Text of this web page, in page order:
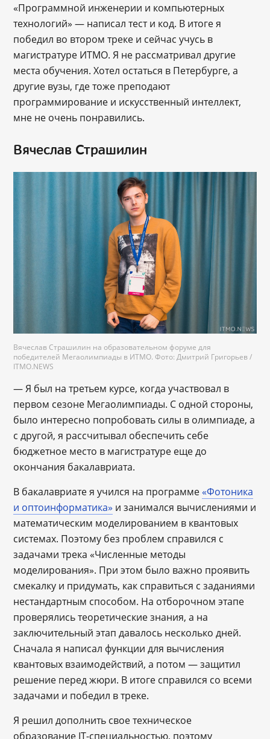
«Программной инженерии и компьютерных
технологий» — написал тест и код. В итоге я
победил во втором треке и сейчас учусь в
магистратуре ИТМО. Я не рассматривал другие
места обучения. Хотел остаться в Петербурге, а
другие вузы, где тоже преподают
программирование и искусственный интеллект,
мне не очень понравились.
Вячеслав Страшилин
Вячеслав Страшилин на образовательном форуме для
победителей Мегаолимпиады в ИТМО. Фото: Дмитрий Григорьев /
ITMO.NEWS
— Я был на третьем курсе, когда участвовал в
первом сезоне Мегаолимпиады. С одной стороны,
было интересно попробовать силы в олимпиаде, а
с другой, я рассчитывал обеспечить себе
бюджетное место в магистратуре еще до
окончания бакалавриата.
В бакалавриате я учился на программе «Фотоника
и оптоинформатика» и занимался вычислениями и
математическим моделированием в квантовых
системах. Поэтому без проблем справился с
задачами трека «Численные методы
моделирования». При этом было важно проявить
смекалку и придумать, как справиться с заданиями
нестандартным способом. На отборочном этапе
проверялись теоретические знания, а на
заключительный этап давалось несколько дней.
Сначала я написал функции для вычисления
квантовых взаимодействий, а потом — защитил
решение перед жюри. В итоге справился со всеми
задачами и победил в треке.
Я решил дополнить свое техническое
образование IT-специальностью, поэтому